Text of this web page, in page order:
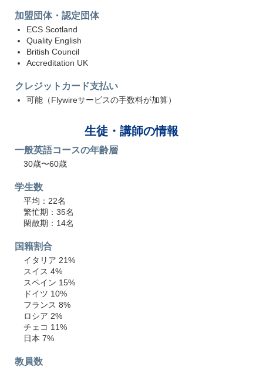
加盟団体・認定団体
ECS Scotland
Quality English
British Council
Accreditation UK
クレジットカード支払い
可能（Flywireサービスの手数料が加算）
生徒・講師の情報
一般英語コースの年齢層
30歳〜60歳
学生数
平均：22名
繁忙期：35名
閑散期：14名
国籍割合
イタリア 21%
スイス 4%
スペイン 15%
ドイツ 10%
フランス 8%
ロシア 2%
チェコ 11%
日本 7%
教員数